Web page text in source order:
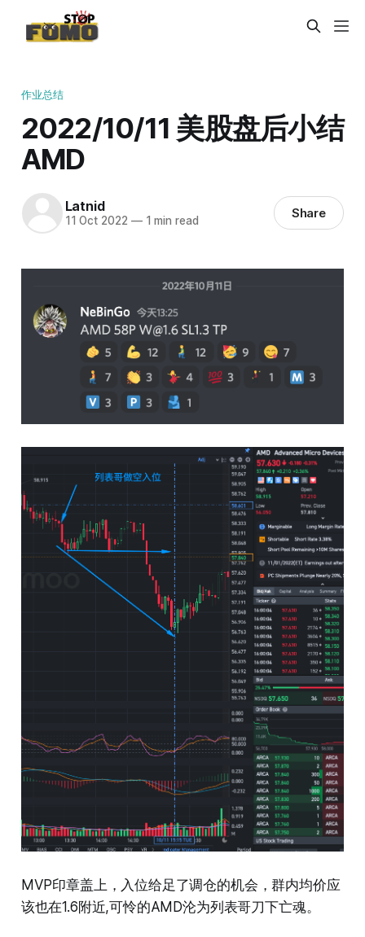
作业总结
2022/10/11 美股盘后小结
AMD
Latnid
11 Oct 2022 —1 min read Share
MVP印章盖上，入位给足了调仓的机会，群内均价应
该也在1.6附近,可怜的AMD沦为列表哥刀下亡魂。